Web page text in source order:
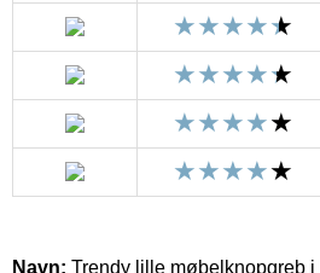
Navn: Trendy lille møbelknopgreb